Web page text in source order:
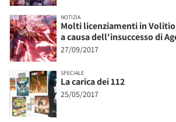
NOTIZIA
Molti licenziamenti in
a causa dell'insuccesso di
27/09/2017
SPECIALE
La carica dei 112
25/05/2017